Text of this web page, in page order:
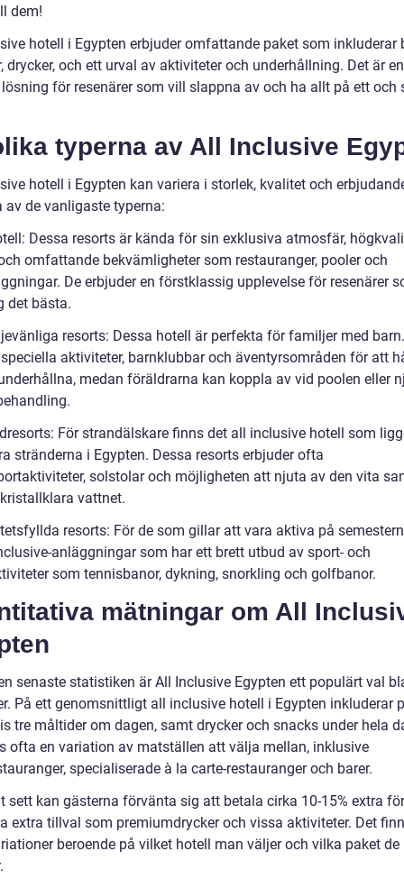
dem!
hotell i Egypten erbjuder omfattande paket som inkluderar
drycker, och ett urval av aktiviteter och underhållning. Det är en
för resenärer som vill slappna av och ha allt på ett och
typerna av All Inclusive
hotell i Egypten kan variera i storlek, kvalitet och
av de vanligaste typerna:
Dessa resorts är kända för sin exklusiva atmosfär,
omfattande bekvämligheter som restauranger, pooler och
De erbjuder en förstklassig upplevelse för resenärer
det bästa.
resorts: Dessa hotell är perfekta för familjer med
aktiviteter, barnklubbar och äventyrsområden för att
medan föräldrarna kan koppla av vid poolen eller
För strandälskare finns det all inclusive hotell som
stränderna i Egypten. Dessa resorts erbjuder ofta
solstolar och möjligheten att njuta av den vita
vattnet.
resorts: För de som gillar att vara aktiva på
anläggningar som har ett brett utbud av sport- och
som tennisbanor, dykning, snorkling och golfbanor.
mätningar om All
senaste statistiken är All Inclusive Egypten ett populärt val
På ett genomsnittligt all inclusive hotell i Egypten inkluderar
tre måltider om dagen, samt drycker och snacks under hela
ofta en variation av matställen att välja mellan, inklusive
specialiserade à la carte-restauranger och barer.
sett kan gästerna förvänta sig att betala cirka 10-15% extra
extra tillval som premiumdrycker och vissa aktiviteter. Det
beroende på vilket hotell man väljer och vilka paket de